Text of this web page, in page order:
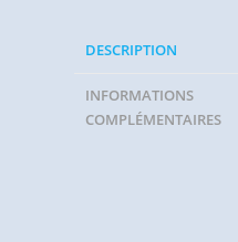
DESCRIPTION
INFORMATIONS
COMPLÉMENTAIRES